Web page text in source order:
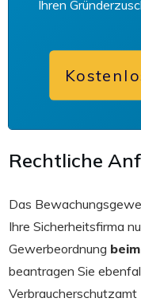
Ihren
Rechtliche
Das
Ihre Sicherheitsfirma
Gewerbeordnung
beantragen Sie
Verbraucherschutzamt